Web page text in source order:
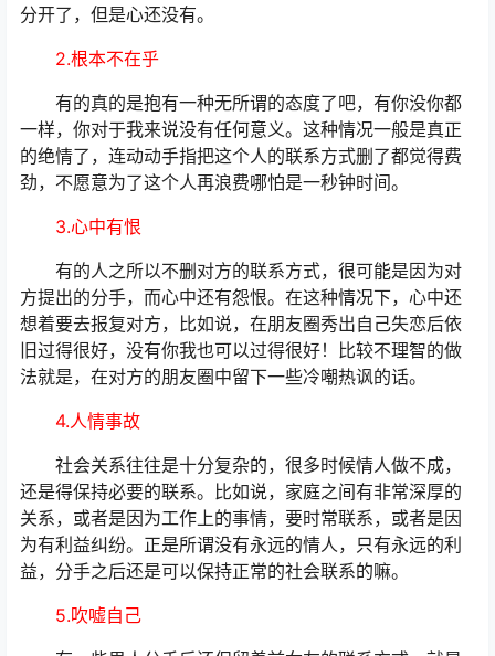
分开了，但是心还没有。
2.根本不在乎
有的真的是抱有一种无所谓的态度了吧，有你没你都
一样，你对于我来说没有任何意义。这种情况一般是真正
的绝情了，连动动手指把这个人的联系方式删了都觉得费
劲，不愿意为了这个人再浪费哪怕是一秒钟时间。
3.心中有恨
有的人之所以不删对方的联系方式，很可能是因为对
方提出的分手，而心中还有怨恨。在这种情况下，心中还
想着要去报复对方，比如说，在朋友圈秀出自己失恋后依
旧过得很好，没有你我也可以过得很好！比较不理智的做
法就是，在对方的朋友圈中留下一些冷嘲热讽的话。
4.人情事故
社会关系往往是十分复杂的，很多时候情人做不成，
还是得保持必要的联系。比如说，家庭之间有非常深厚的
关系，或者是因为工作上的事情，要时常联系，或者是因
为有利益纠纷。正是所谓没有永远的情人，只有永远的利
益，分手之后还是可以保持正常的社会联系的嘛。
5.吹嘘自己